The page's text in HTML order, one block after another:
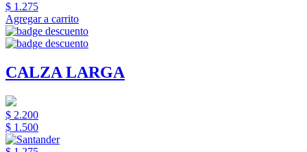
$ 1.275
Agregar a carrito
CALZA LARGA
$ 2.200
$ 1.500